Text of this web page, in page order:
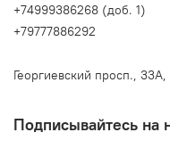
+74999386268 (доб. 1)
+79777886292
Георгиевский просп.,
Подписывайтесь на